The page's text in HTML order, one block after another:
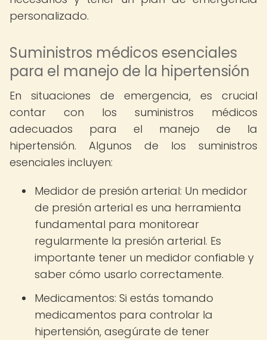
personalizado.
Suministros médicos esenciales
para el manejo de la hipertensión
En situaciones de emergencia, es crucial
contar con los suministros médicos
adecuados para el manejo de la
hipertensión. Algunos de los suministros
esenciales incluyen:
Medidor de presión arterial: Un medidor
de presión arterial es una herramienta
fundamental para monitorear
regularmente la presión arterial. Es
importante tener un medidor confiable y
saber cómo usarlo correctamente.
Medicamentos: Si estás tomando
medicamentos para controlar la
hipertensión, asegúrate de tener